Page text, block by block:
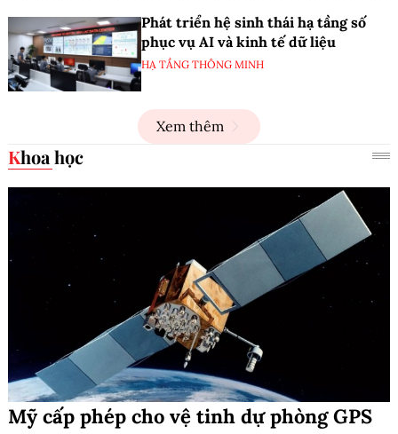
Phát triển hệ sinh thái hạ tầng số
phục vụ AI và kinh tế dữ liệu
HẠ TẦNG THÔNG MINH
Xem thêm
Khoa học
Mỹ cấp phép cho vệ tinh dự phòng GPS